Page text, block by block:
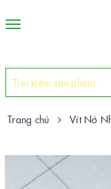
Toggle
Trang chủ Vít Nở